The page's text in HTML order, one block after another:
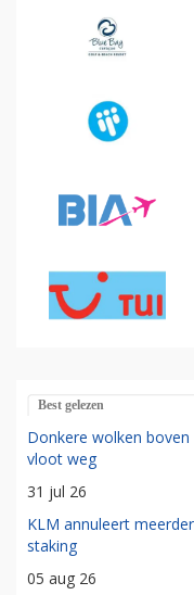
Best gelezen
Donkere wolken
vloot weg
31 jul 26
KLM annuleert
staking
05 aug 26